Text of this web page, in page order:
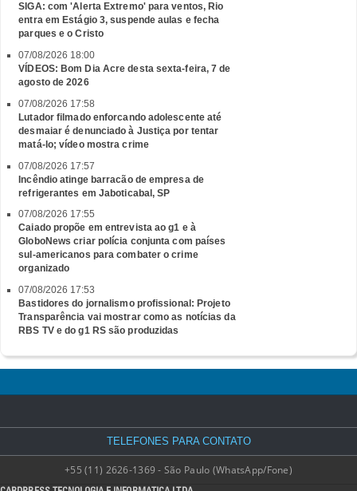
SIGA: com 'Alerta Extremo' para ventos, Rio
entra em Estágio 3, suspende aulas e fecha
parques e o Cristo
07/08/2026 18:00
VÍDEOS: Bom Dia Acre desta sexta-feira, 7 de
agosto de 2026
07/08/2026 17:58
Lutador filmado enforcando adolescente até
desmaiar é denunciado à Justiça por tentar
matá-lo; vídeo mostra crime
07/08/2026 17:57
Incêndio atinge barracão de empresa de
refrigerantes em Jaboticabal, SP
07/08/2026 17:55
Caiado propõe em entrevista ao g1 e à
GloboNews criar polícia conjunta com países
sul-americanos para combater o crime
organizado
07/08/2026 17:53
Bastidores do jornalismo profissional: Projeto
Transparência vai mostrar como as notícias da
RBS TV e do g1 RS são produzidas
TELEFONES PARA CONTATO
+55 (11) 2626-1369 - São Paulo (WhatsApp/Fone)